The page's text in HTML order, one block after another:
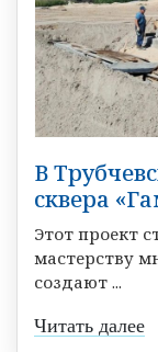
В
сквера
Этот проект
мастерству
создают ...
Читать далее